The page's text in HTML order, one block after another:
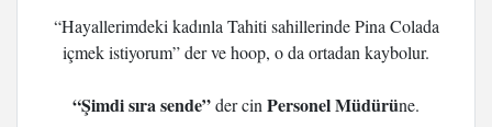
“Hayallerimdeki kadınla Tahiti sahillerinde Pina Colada
içmek istiyorum”der ve hoop, o da ortadan kaybolur.
“Şimdi sıra sende”der cin Personel Müdürüne.